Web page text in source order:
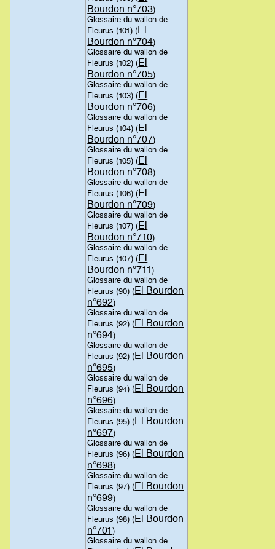
Bourdon n°703)
Glossaire du wallon de
Fleurus (101) (El
Bourdon n°704)
Glossaire du wallon de
Fleurus (102) (El
Bourdon n°705)
Glossaire du wallon de
Fleurus (103) (El
Bourdon n°706)
Glossaire du wallon de
Fleurus (104) (El
Bourdon n°707)
Glossaire du wallon de
Fleurus (105) (El
Bourdon n°708)
Glossaire du wallon de
Fleurus (106) (El
Bourdon n°709)
Glossaire du wallon de
Fleurus (107) (El
Bourdon n°710)
Glossaire du wallon de
Fleurus (107) (El
Bourdon n°711)
Glossaire du wallon de
Fleurus (90) (El Bourdon
n°692)
Glossaire du wallon de
Fleurus (92) (El Bourdon
n°694)
Glossaire du wallon de
Fleurus (92) (El Bourdon
n°695)
Glossaire du wallon de
Fleurus (94) (El Bourdon
n°696)
Glossaire du wallon de
Fleurus (95) (El Bourdon
n°697)
Glossaire du wallon de
Fleurus (96) (El Bourdon
n°698)
Glossaire du wallon de
Fleurus (97) (El Bourdon
n°699)
Glossaire du wallon de
Fleurus (98) (El Bourdon
n°701)
Glossaire du wallon de